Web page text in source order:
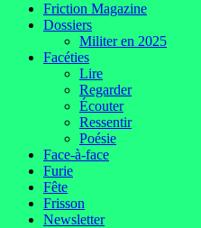
Friction Magazine
Dossiers
Militer en 2025
Facéties
Lire
Regarder
Écouter
Ressentir
Poésie
Face-à-face
Furie
Fête
Frisson
Newsletter